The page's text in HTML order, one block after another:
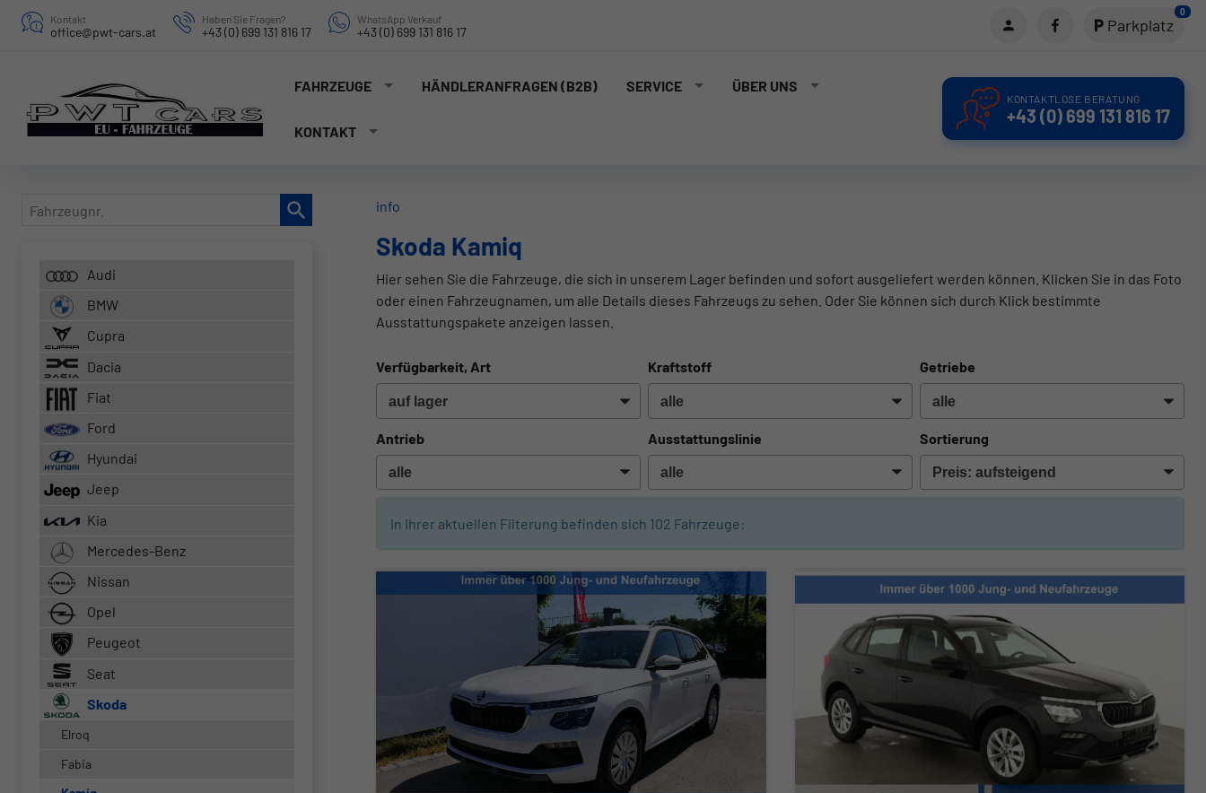
Kontakt
office@pwt-cars.at
Haben Sie Fragen?
+43 (0) 699 131 816 17
WhatsApp Verkauf
+43 (0) 699 131 816 17 Parkplatz
0
FAHRZEUGE HÄNDLERANFRAGEN (B2B) SERVICE ÜBER UNS
KONTAKT
KONTAKTLOSE BERATUNG
+43 (0) 699 131 816 17
info
Skoda Kamiq
Hier sehen Sie die Fahrzeuge, die sich in unserem Lager befinden und sofort ausgeliefert werden können. Klicken Sie in das Foto
oder einen Fahrzeugnamen, um alle Details dieses Fahrzeugs zu sehen. Oder Sie können sich durch Klick bestimmte
Ausstattungspakete anzeigen lassen.
Verfügbarkeit, Art Kraftstoff Getriebe
Antrieb Ausstattungslinie Sortierung
In Ihrer aktuellen Filterung befinden sich 102 Fahrzeuge:
Fahrzeugnr.
Audi
BMW
Cupra
Dacia
Fiat
Ford
Hyundai
Jeep
Kia
Mercedes-Benz
Nissan
Opel
Peugeot
Seat
Skoda
Elroq
Fabia